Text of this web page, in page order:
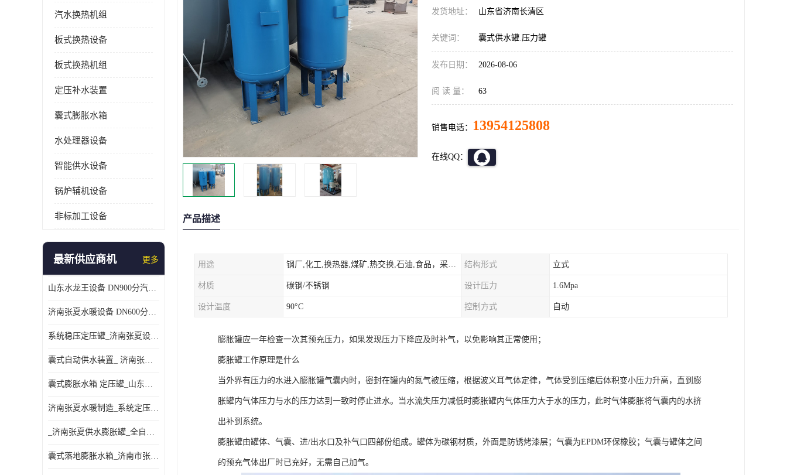
汽水换热机组
板式换热设备
板式换热机组
定压补水装置
囊式膨胀水箱
水处理器设备
智能供水设备
锅炉辅机设备
非标加工设备
最新供应商机 更多
山东水龙王设备 DN900分汽缸 分集水器
济南张夏水暖设备 DN600分汽缸 分集水器
系统稳压定压罐_济南张夏设备厂家_采暖空调系统
囊式自动供水装置_ 济南张夏水暖设备
囊式膨胀水箱 定压罐_山东水龙王设备销售
济南张夏水暖制造_系统定压装置 定压罐
_济南张夏供水膨胀罐_全自动定压排气机组
囊式落地膨胀水箱_济南市张夏水暖器材厂
发货地址： 山东省济南长清区
关键词： 囊式供水罐.压力罐
发布日期： 2026-08-06
阅 读 量： 63
销售电话： 13954125808
在线QQ：
产品描述
用途 钢厂,化工,换热器,煤矿,热交换,石油,食品，采暖.供热.空调。 结构形式 立式
材质 碳钢/不锈钢 设计压力 1.6Mpa
设计温度 90°C 控制方式 自动
膨胀罐应一年检查一次其预充压力，如果发现压力下降应及时补气，以免影响其正常使用；
膨胀罐工作原理是什么
当外界有压力的水进入膨胀罐气囊内时，密封在罐内的氮气被压缩，根据波义耳气体定律，气体受到压缩后体积变小压力升高，直到膨
胀罐内气体压力与水的压力达到一致时停止进水。当水流失压力减低时膨胀罐内气体压力大于水的压力，此时气体膨胀将气囊内的水挤
出补到系统。
膨胀罐由罐体、气囊、进/出水口及补气口四部份组成。罐体为碳钢材质，外面是防锈烤漆层；气囊为EPDM环保橡胶；气囊与罐体之间
的预充气体出厂时已充好，无需自己加气。